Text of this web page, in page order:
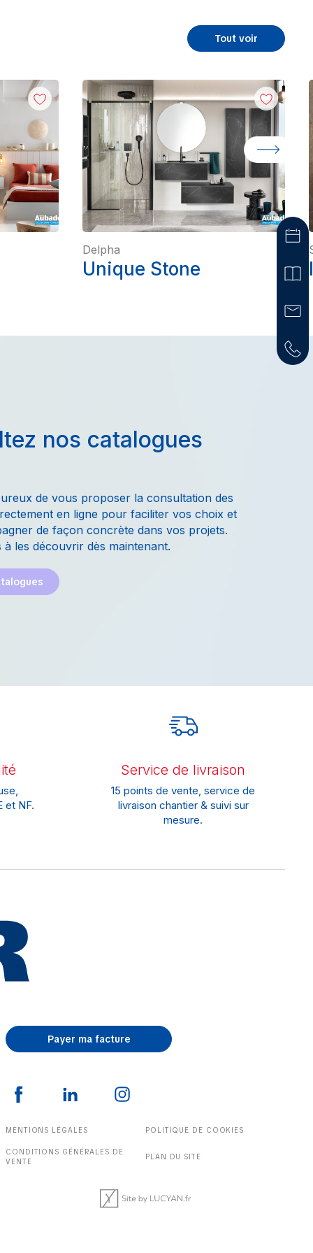
Delpha
Unique Stone
Tout voir
nos catalogues
de vous proposer la consultation des
en ligne pour faciliter vos choix et
de façon concrète dans vos projets.
à les découvrir dès maintenant.
et NF.
Service de livraison
15 points de vente, service de
livraison chantier & suivi sur
mesure.
Payer ma facture
MENTIONS LÉGALES POLITIQUE DE COOKIES
CONDITIONS GÉNÉRALES DE
VENTE
PLAN DU SITE